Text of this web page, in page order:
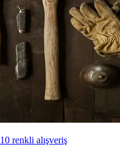
renkli alışveriş